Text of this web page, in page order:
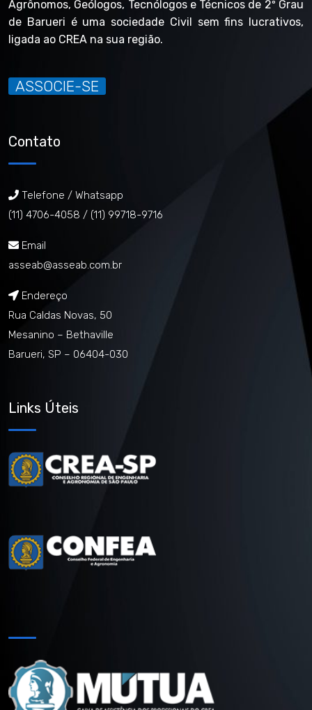
Agrônomos, Geólogos, Tecnólogos e Técnicos de 2º Grau
de Barueri é uma sociedade Civil sem fins lucrativos,
ligada ao CREA na sua região.
ASSOCIE-SE
Contato
Telefone / Whatsapp
(11) 4706-4058 / (11) 99718-9716
Email
asseab@asseab.com.br
Endereço
Rua Caldas Novas, 50
Mesanino – Bethaville
Barueri, SP – 06404-030
Links Úteis